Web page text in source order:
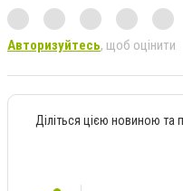
Авторизуйтесь, щоб оцінити
Діліться цією новиною та